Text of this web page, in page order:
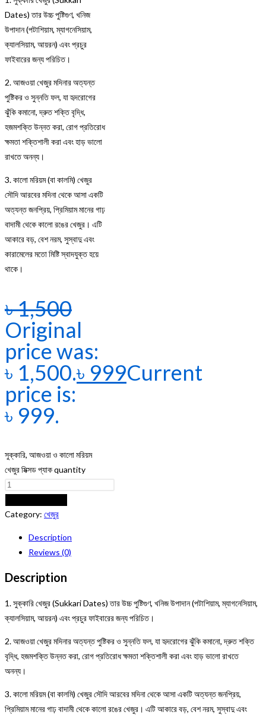
Dates) তার উচ্চ পুষ্টিগুণ, খনিজ
উপাদান (পটাশিয়াম, ম্যাগনেসিয়াম,
ক্যালসিয়াম, আয়রন) এবং প্রচুর
ফাইবারের জন্য পরিচিত।
2. আজওয়া খেজুর মদিনার অত্যন্ত
পুষ্টিকর ও সুন্নতি ফল, যা হৃদরোগের
ঝুঁকি কমানো, দ্রুত শক্তি বৃদ্ধি,
হজমশক্তি উন্নত করা, রোগ প্রতিরোধ
ক্ষমতা শক্তিশালী করা এবং হাড় ভালো
রাখতে অনন্য।
3. কালো মরিয়ম (বা কালমি) খেজুর
সৌদি আরবের মদিনা থেকে আসা একটি
অত্যন্ত জনপ্রিয়, প্রিমিয়াম মানের গাঢ়
বাদামী থেকে কালো রঙের খেজুর। এটি
আকারে বড়, বেশ নরম, সুস্বাদু এবং
কারামেলের মতো মিষ্টি স্বাদযুক্ত হয়ে
থাকে।
৳1,500
Original
price was:
৳ 1,500.৳ 999Current
price is:
৳ 999.
সুক্কারি, আজওয়া ও কালো মরিয়ম
খেজুর মিক্সড প্যাক quantity
Category: খেজুর
Description
Reviews (0)
Description
1. সুক্কারি খেজুর (Sukkari Dates) তার উচ্চ পুষ্টিগুণ, খনিজ উপাদান (পটাশিয়াম, ম্যাগনেসিয়াম,
ক্যালসিয়াম, আয়রন) এবং প্রচুর ফাইবারের জন্য পরিচিত।
2. আজওয়া খেজুর মদিনার অত্যন্ত পুষ্টিকর ও সুন্নতি ফল, যা হৃদরোগের ঝুঁকি কমানো, দ্রুত শক্তি
বৃদ্ধি, হজমশক্তি উন্নত করা, রোগ প্রতিরোধ ক্ষমতা শক্তিশালী করা এবং হাড় ভালো রাখতে
অনন্য।
3. কালো মরিয়ম (বা কালমি) খেজুর সৌদি আরবের মদিনা থেকে আসা একটি অত্যন্ত জনপ্রিয়,
প্রিমিয়াম মানের গাঢ় বাদামী থেকে কালো রঙের খেজুর। এটি আকারে বড়, বেশ নরম, সুস্বাদু এবং